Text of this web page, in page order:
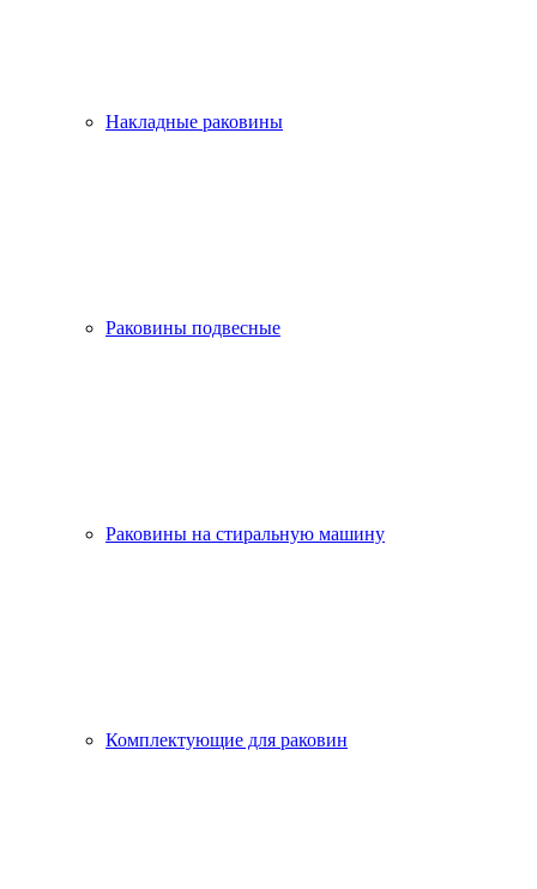
Накладные раковины
Раковины подвесные
Раковины на стиральную машину
Комплектующие для раковин